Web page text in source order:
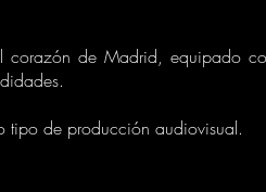
corazón de Madrid, equipado
tipo de producción audiovisual.